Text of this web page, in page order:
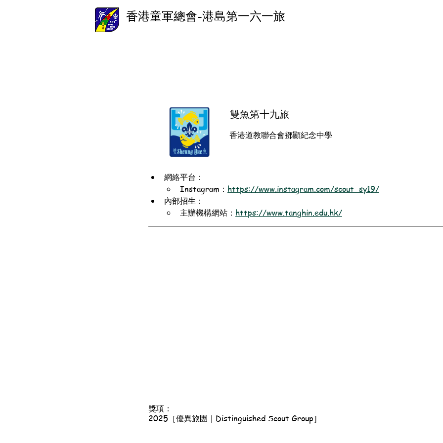
香港童軍總會-港島第一六一旅
雙魚第十九旅
香港道教聯合會鄧顯紀念中學
網絡平台：
Instagram： https://www.instagram.com/scout_sy19/
內部招生：
主辦機構網站： https://www.tanghin.edu.hk/
獎項：
2025［優異旅團｜Distinguished Scout Group］